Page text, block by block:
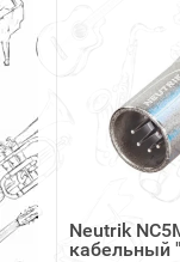
Neutrik
кабельный